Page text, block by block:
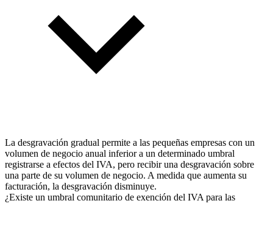
La desgravación gradual permite a las pequeñas empresas con un
volumen de negocio anual inferior a un determinado umbral
registrarse a efectos del IVA, pero recibir una desgravación sobre
una parte de su volumen de negocio. A medida que aumenta su
facturación, la desgravación disminuye.
¿Existe un umbral comunitario de exención del IVA para las